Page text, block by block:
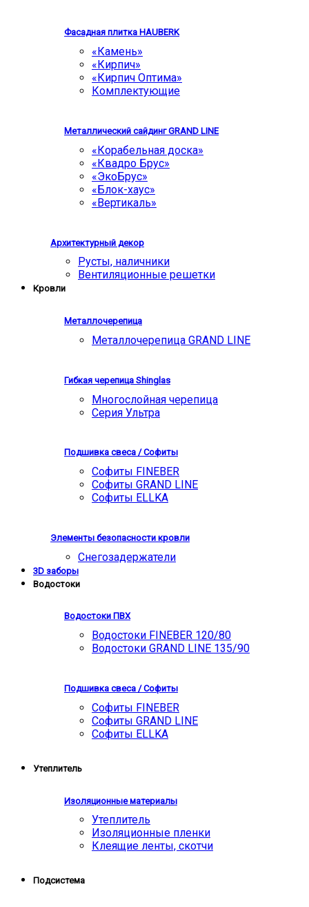
Фасадная плитка HAUBERK
«Камень»
«Кирпич»
«Кирпич Оптима»
Комплектующие
Металлический сайдинг GRAND LINE
«Корабельная доска»
«Квадро Брус»
«ЭкоБрус»
«Блок-хаус»
«Вертикаль»
Архитектурный декор
Русты, наличники
Вентиляционные решетки
Кровли
Металлочерепица
Металлочерепица GRAND LINE
Гибкая черепица Shinglas
Многослойная черепица
Серия Ультра
Подшивка свеса / Софиты
Софиты FINEBER
Софиты GRAND LINE
Софиты ELLKA
Элементы безопасности кровли
Снегозадержатели
3D заборы
Водостоки
Водостоки ПВХ
Водостоки FINEBER 120/80
Водостоки GRAND LINE 135/90
Подшивка свеса / Софиты
Софиты FINEBER
Софиты GRAND LINE
Софиты ELLKA
Утеплитель
Изоляционные материалы
Утеплитель
Изоляционные пленки
Клеящие ленты, скотчи
Подсистема